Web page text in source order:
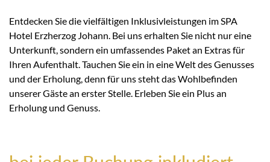
Entdecken Sie die vielfältigen Inklusivleistungen im SPA
Hotel Erzherzog Johann. Bei uns erhalten Sie nicht nur eine
Unterkunft, sondern ein umfassendes Paket an Extras für
Ihren Aufenthalt. Tauchen Sie ein in eine Welt des Genusses
und der Erholung, denn für uns steht das Wohlbefinden
unserer Gäste an erster Stelle. Erleben Sie ein Plus an
Erholung und Genuss.